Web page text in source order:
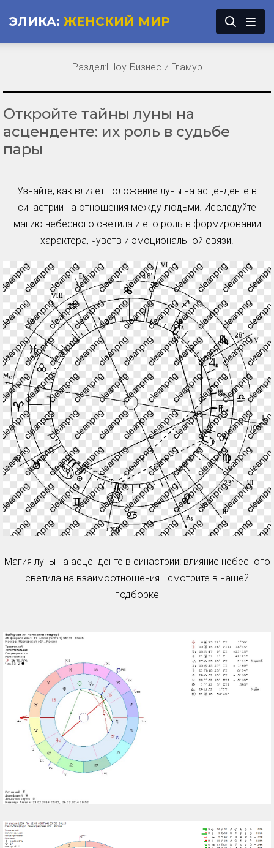
ЭЛИКА: ЖЕНСКИЙ МИР
Откройте тайны луны на
асценденте: их роль в судьбе
пары
Узнайте, как влияет положение луны на асценденте в
синастрии на отношения между людьми. Исследуйте
магию небесного светила и его роль в формировании
характера, чувств и эмоциональной связи.
Магия луны на асценденте в синастрии: влияние небесного
светила на взаимоотношения - смотрите в нашей
подборке
Раздел:Шоу-Бизнес и Гламур